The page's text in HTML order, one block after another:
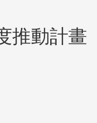
推動計畫